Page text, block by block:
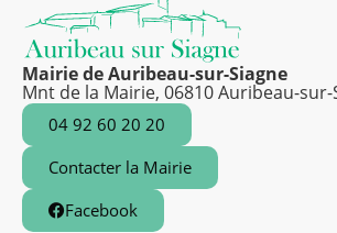
Mairie de Auribeau-sur-Siagne
Mnt de la Mairie, 06810 Auribeau-sur-
04 92 60 20 20
Contacter la Mairie
Facebook